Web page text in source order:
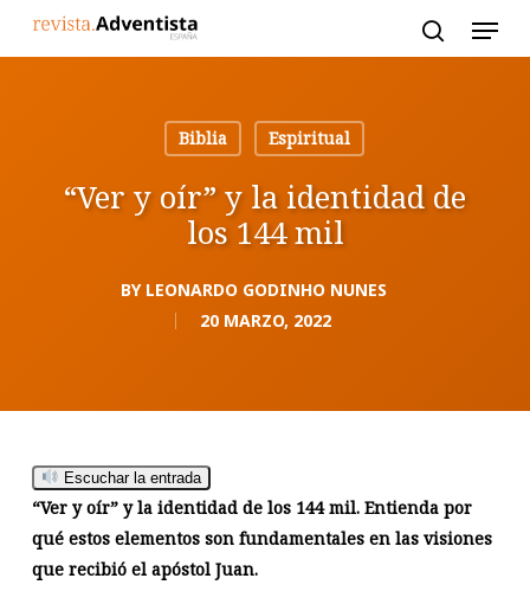
Biblia
Espiritual
“Ver y oír” y la identidad de
los 144 mil
BY LEONARDO GODINHO NUNES
20 MARZO, 2022
Escuchar la entrada
“Ver y oír” y la identidad de los 144 mil. Entienda por
qué estos elementos son fundamentales en las visiones
que recibió el apóstol Juan.